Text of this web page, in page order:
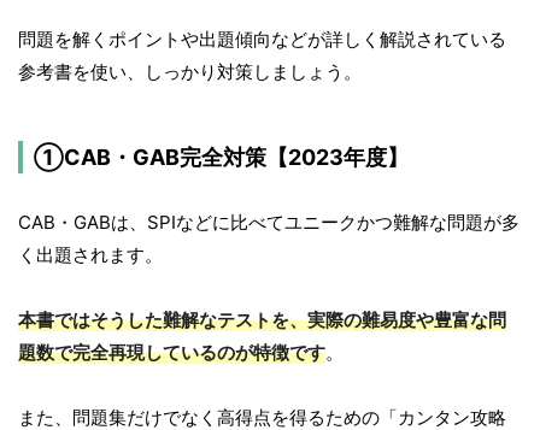
問題を解くポイントや出題傾向などが詳しく解説されている
参考書を使い、しっかり対策しましょう。
①CAB・GAB完全対策【2023年度】
CAB・GABは、SPIなどに比べてユニークかつ難解な問題が多
く出題されます。
本書ではそうした難解なテストを、実際の難易度や豊富な問
題数で完全再現しているのが特徴です。
また、問題集だけでなく高得点を得るための「カンタン攻略